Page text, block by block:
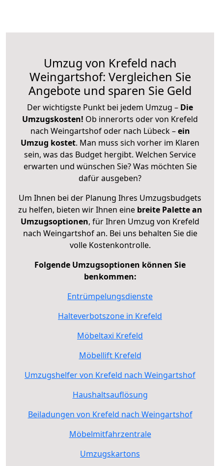
Umzug von Krefeld nach
Weingartshof: Vergleichen Sie
Angebote und sparen Sie Geld
Der wichtigste Punkt bei jedem Umzug – Die
Umzugskosten! Ob innerorts oder von Krefeld
nach Weingartshof oder nach Lübeck –ein
Umzug kostet. Man muss sich vorher im Klaren
sein, was das Budget hergibt. Welchen Service
erwarten und wünschen Sie? Was möchten Sie
dafür ausgeben?
Um Ihnen bei der Planung Ihres Umzugsbudgets
zu helfen, bieten wir Ihnen eine breite Palette an
Umzugsoptionen, für Ihren Umzug von Krefeld
nach Weingartshof an. Bei uns behalten Sie die
volle Kostenkontrolle.
Folgende Umzugsoptionen können Sie
benkommen:
Entrümpelungsdienste
Halteverbotszone in Krefeld
Möbeltaxi Krefeld
Möbellift Krefeld
Umzugshelfer von Krefeld nach Weingartshof
Haushaltsauflösung
Beiladungen von Krefeld nach Weingartshof
Möbelmitfahrzentrale
Umzugskartons